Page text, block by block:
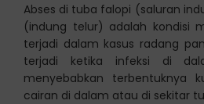
Abses di tuba falopi (saluran
(indung telur) adalah kondisi
terjadi dalam kasus radang
terjadi ketika infeksi di
menyebabkan terbentuknya
cairan di dalam atau di sekitar